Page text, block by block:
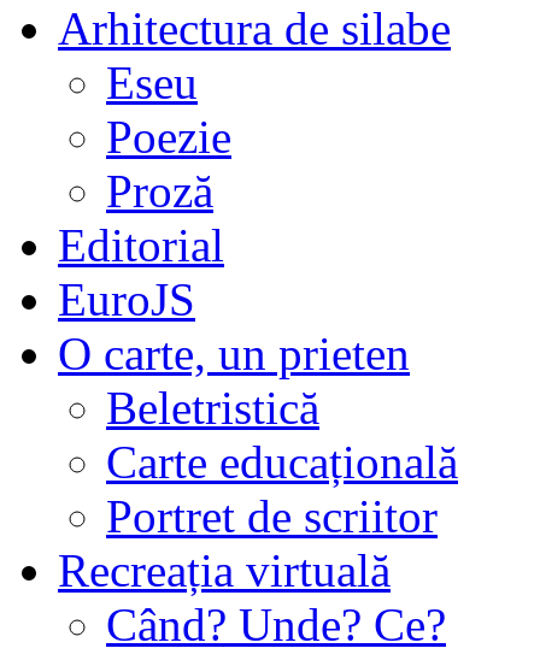
Arhitectura de silabe
Eseu
Poezie
Proză
Editorial
EuroJS
O carte, un prieten
Beletristică
Carte educațională
Portret de scriitor
Recreația virtuală
Când? Unde? Ce?